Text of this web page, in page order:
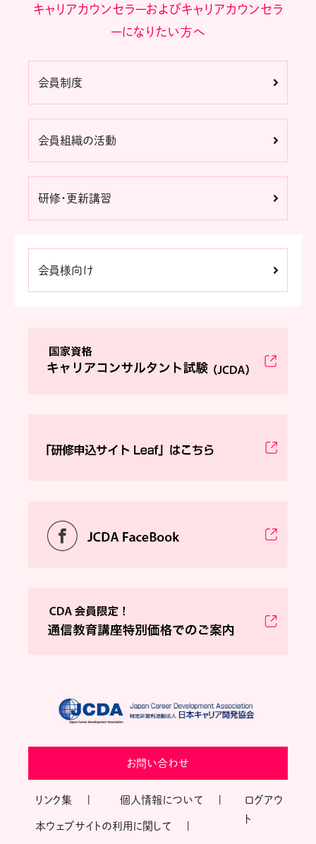
キャリアカウンセラーおよびキャリアカウンセラ
ーになりたい方へ
会員制度
会員組織の活動
研修・更新講習
会員様向け
お問い合わせ
リンク集 個人情報について
本ウェブサイトの利用に関して
ログアウ
ト